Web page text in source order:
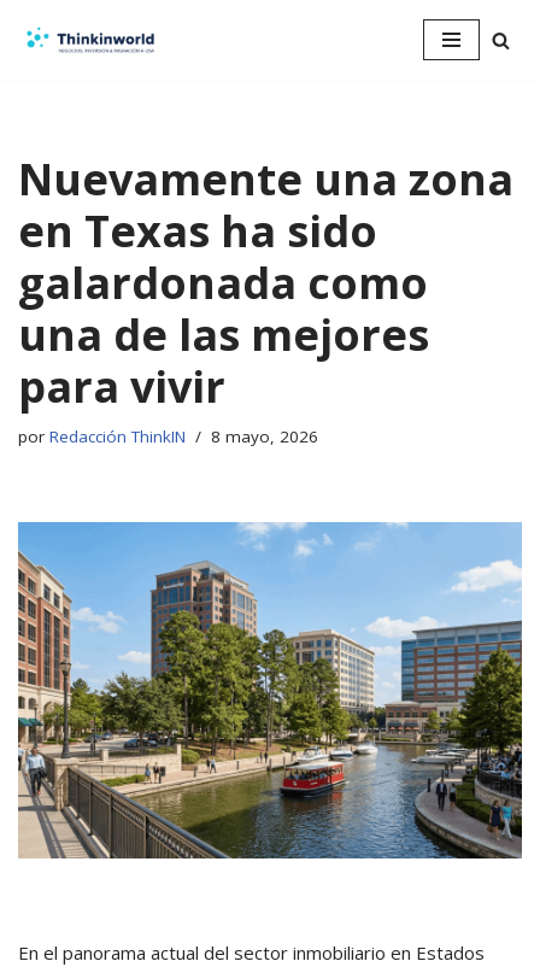
Nuevamente una zona
en Texas ha sido
galardonada como
una de las mejores
para vivir
por Redacción ThinkIN 8 mayo, 2026
En el panorama actual del sector inmobiliario en Estados